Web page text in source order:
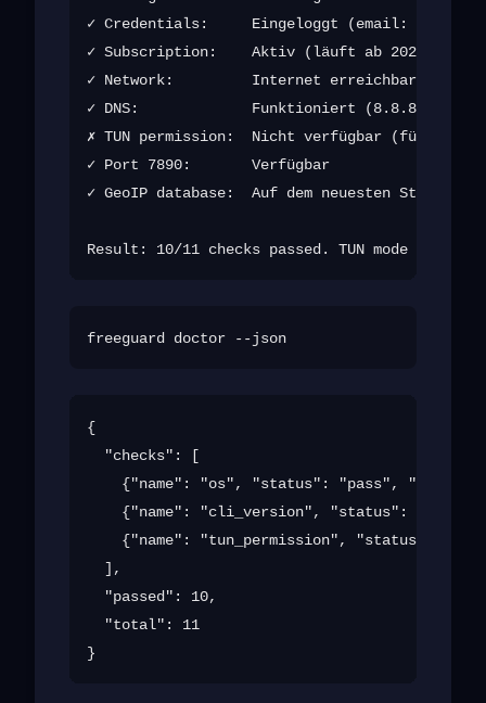
✓ Credentials:     Eingeloggt (email:
✓ Subscription:    Aktiv (läuft ab 2026-12-01)
✓ Network:         Internet erreichbar
✓ DNS:             Funktioniert (8.8.8.8)
✗ TUN permission:  Nicht verfügbar (für TUN
✓ Port 7890:       Verfügbar
✓ GeoIP database:  Auf dem neuesten Stand
{
  "checks": [
{"name": "os", "status": "pass",
{"name": "cli_version", "status": "pass",
{"name": "tun_permission", "status":
  ],
  "passed": 10,
  "total": 11